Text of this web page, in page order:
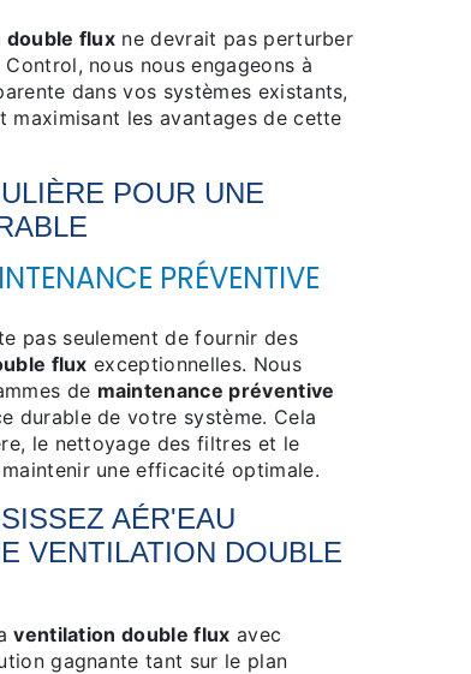
double flux ne devrait pas perturber
nous nous engageons à
dans vos systèmes existants,
maximisant les avantages de cette
POUR UNE
PRÉVENTIVE
pas seulement de fournir des
flux exceptionnelles. Nous
de maintenance préventive
durable de votre système. Cela
le nettoyage des filtres et le
une efficacité optimale.
AÉR'EAU
VENTILATION DOUBLE
ventilation double flux avec
gagnante tant sur le plan